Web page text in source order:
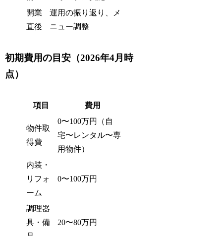
開業
直後
運用の振り返り、メ
ニュー調整
初期費用の目安（2026年4月時
点）
項目 費用
物件取
得費
0〜100万円（自
宅〜レンタル〜専
用物件）
内装・
リフォ
ーム
0〜100万円
調理器
具・備
20〜80万円